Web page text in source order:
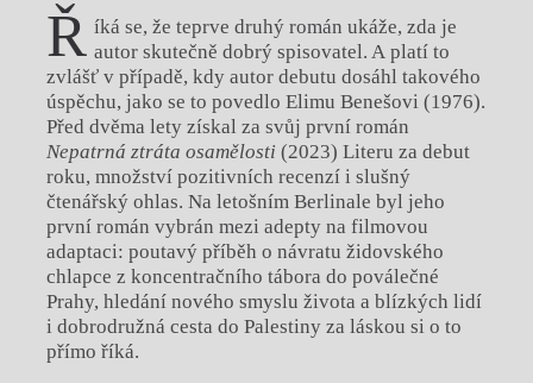
Ř íká se, že teprve druhý román ukáže, zda je
autor skutečně dobrý spisovatel. A platí to
zvlášť v případě, kdy autor debutu dosáhl takového
úspěchu, jako se to povedlo Elimu Benešovi (1976).
Před dvěma lety získal za svůj první román
Nepatrná ztráta osamělosti (2023) Literu za debut
roku, množství pozitivních recenzí i slušný
čtenářský ohlas. Na letošním Berlinale byl jeho
první román vybrán mezi adepty na filmovou
adaptaci: poutavý příběh o návratu židovského
chlapce z koncentračního tábora do poválečné
Prahy, hledání nového smyslu života a blízkých lidí
i dobrodružná cesta do Palestiny za láskou si o to
přímo říká.